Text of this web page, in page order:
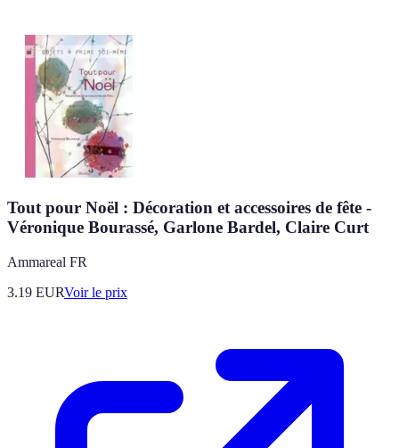
Tout pour Noël : Décoration et accessoires de fête -
Véronique Bourassé, Garlone Bardel, Claire Curt
Ammareal FR
3.19 EURVoir le prix